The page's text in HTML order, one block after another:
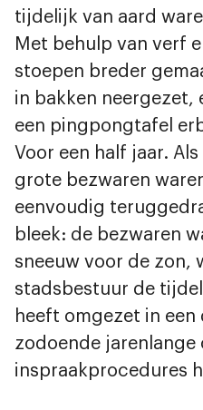
tijdelijk van aard
Met behulp van verf
stoepen breder
in bakken neergezet,
een pingpongtafel
Voor een half jaar.
grote bezwaren
eenvoudig
bleek: de bezwaren
sneeuw voor de zon,
stadsbestuur de
heeft omgezet in
zodoende
inspraakprocedures